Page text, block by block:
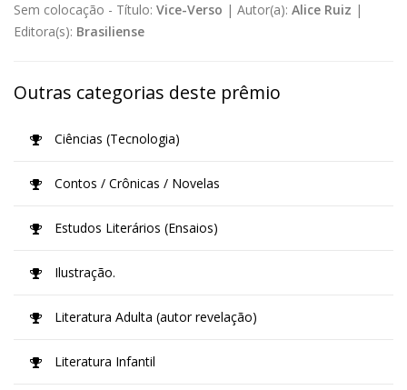
Sem colocação - Título: Vice-Verso | Autor(a): Alice Ruiz |
Editora(s): Brasiliense
Outras categorias deste prêmio
Ciências (Tecnologia)
Contos / Crônicas / Novelas
Estudos Literários (Ensaios)
Ilustração.
Literatura Adulta (autor revelação)
Literatura Infantil